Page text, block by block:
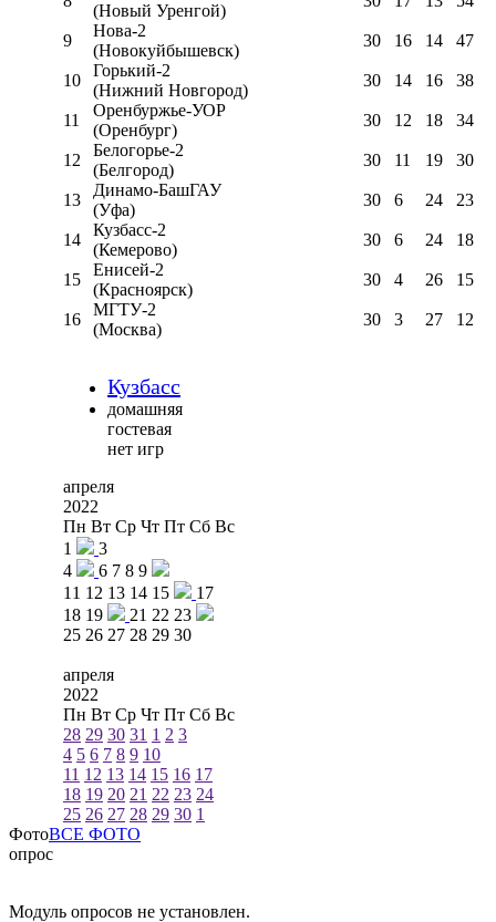
(Новый Уренгой)
9
Нова-2
(Новокуйбышевск)
30 16 14 47
10
Горький-2
(Нижний Новгород)
30 14 16 38
11
Оренбуржье-УОР
(Оренбург)
30 12 18 34
12
Белогорье-2
(Белгород)
30 11 19 30
13
Динамо-БашГАУ
(Уфа)
30 6 24 23
14
Кузбасс-2
(Кемерово)
30 6 24 18
15
Енисей-2
(Красноярск)
30 4 26 15
16
МГТУ-2
(Москва)
30 3 27 12
Кузбасс
домашняя
гостевая
нет игр
апреля
2022
Пн Вт Ср Чт Пт Сб Вс
1
3
4
6 7 8 9
11 12 13 14 15
17
18 19 21 22 23
25 26 27 28 29 30
апреля
2022
Пн Вт Ср Чт Пт Сб Вс
28 29 30 31 1 2 3
4 5 6 7 8 9 10
11 12 13 14 15 16 17
18 19 20 21 22 23 24
25 26 27 28 29 30 1
ФотоВСЕ ФОТО
опрос
Модуль опросов не установлен.